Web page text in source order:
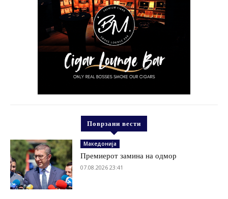
Поврзани вести
Македонија
Премиерот замина на одмор
07.08.2026 23:41